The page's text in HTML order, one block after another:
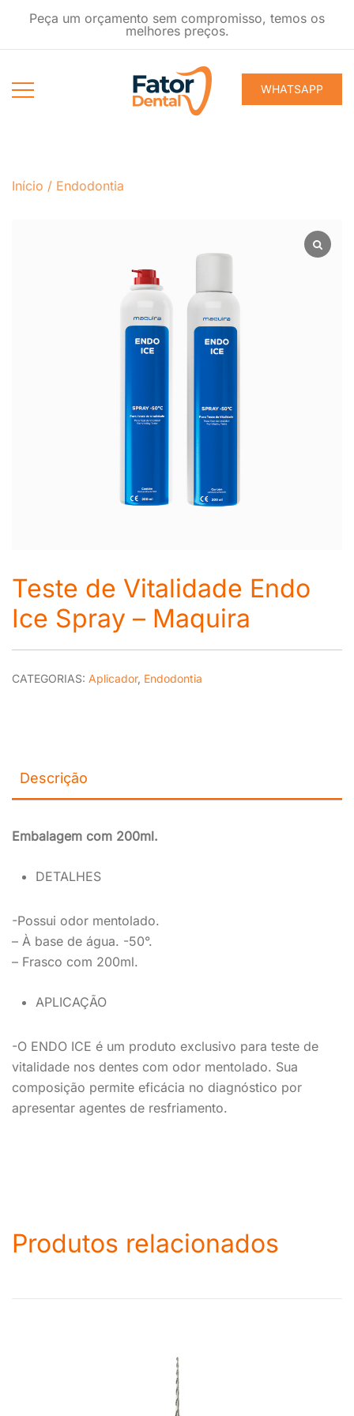
Peça um orçamento sem compromisso, temos os
melhores preços.
WHATSAPP
Início / Endodontia
Teste de Vitalidade Endo
Ice Spray – Maquira
CATEGORIAS: Aplicador, Endodontia
Descrição
Embalagem com 200ml.
DETALHES
-Possui odor mentolado.
– À base de água. -50°.
– Frasco com 200ml.
APLICAÇÃO
-O ENDO ICE é um produto exclusivo para teste de
vitalidade nos dentes com odor mentolado. Sua
composição permite eficácia no diagnóstico por
apresentar agentes de resfriamento.
Produtos relacionados